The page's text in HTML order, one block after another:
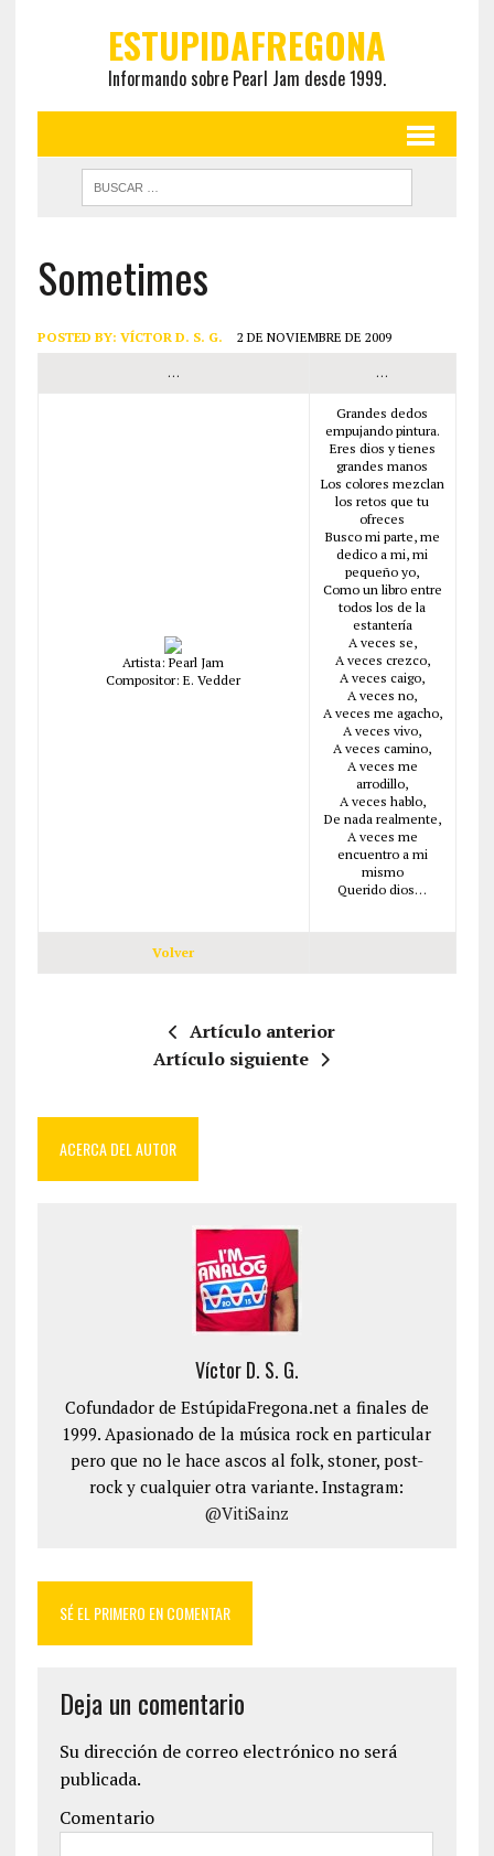
ESTUPIDAFREGONA
Informando sobre Pearl Jam desde 1999.
Sometimes
POSTED BY: VÍCTOR D. S. G. 2 DE NOVIEMBRE DE 2009
… …
Artista: Pearl Jam
Compositor: E. Vedder
Grandes dedos
empujando pintura.
Eres dios y tienes
grandes manos
Los colores mezclan
los retos que tu
ofreces
Busco mi parte, me
dedico a mi, mi
pequeño yo,
Como un libro entre
todos los de la
estantería
A veces se,
A veces crezco,
A veces caigo,
A veces no,
A veces me agacho,
A veces vivo,
A veces camino,
A veces me
arrodillo,
A veces hablo,
De nada realmente,
A veces me
encuentro a mi
mismo
Querido dios…
Volver
Artículo anterior
Artículo siguiente
ACERCA DEL AUTOR
Víctor D. S. G.
Cofundador de EstúpidaFregona.net a finales de
1999. Apasionado de la música rock en particular
pero que no le hace ascos al folk, stoner, post-
rock y cualquier otra variante. Instagram:
@VitiSainz
SÉ EL PRIMERO EN COMENTAR
Deja un comentario
Su dirección de correo electrónico no será
publicada.
Comentario